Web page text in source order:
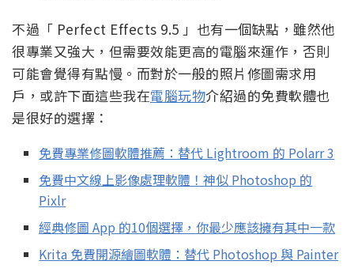
不過「 Perfect Effects 9.5 」也有一個缺點，雖然他
很專業又強大，但需要效能更高的電腦來運作，否則
可能會覺得有點慢。而對於一般的照片修圖需求用
戶，或許下面這些我在電腦玩物介紹過的免費軟體也
是很好的選擇：
免費專業修圖軟體推薦：替代 Lightroom 的 Polarr 3
免費中文線上影像處理軟體！神似 Photoshop 的
Pixlr
經典修圖 App 的10個選擇，你最少應該擁有其中一款
Krita 免費開源繪圖軟體：替代 Photoshop 與 Painter